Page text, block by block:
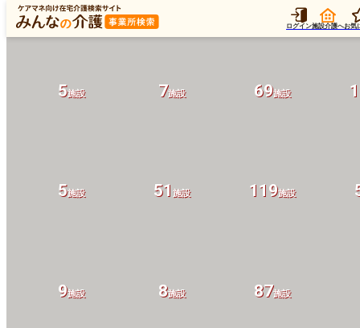
ログイン施設介護へお気
9施設 8施設 87施設
5施設 51 施設 119施設
5施設 7施設 69施設